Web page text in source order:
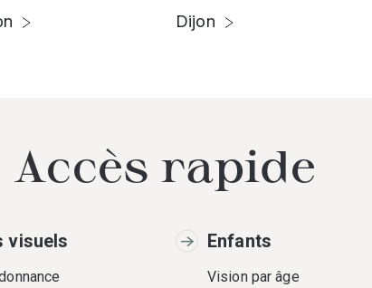
Dijon
Accès rapide
visuels Enfants
Vision par âge